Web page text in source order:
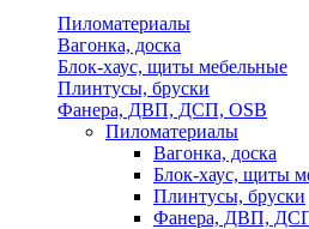
Пиломатериалы
Вагонка, доска
Блок-хаус, щиты мебельные
Плинтусы, бруски
Фанера, ДВП, ДСП, OSB
Пиломатериалы
Вагонка, доска
Блок-хаус, щиты
Плинтусы, бруски
Фанера, ДВП,